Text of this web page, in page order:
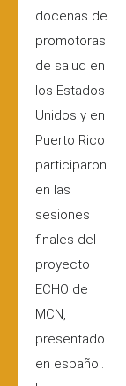
docenas de
promotoras
de salud en
los Estados
Unidos y en
Puerto Rico
participaron
en las
sesiones
finales del
proyecto
ECHO de
MCN,
presentado
en español.